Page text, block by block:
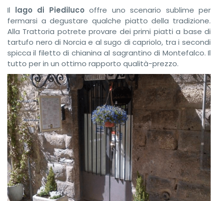
Il lago di Piediluco offre uno scenario sublime per
fermarsi a degustare qualche piatto della tradizione.
Alla Trattoria potrete provare dei primi piatti a base di
tartufo nero di Norcia e al sugo di capriolo, tra i secondi
spicca il filetto di chianina al sagrantino di Montefalco. Il
tutto per in un ottimo rapporto qualità-prezzo.